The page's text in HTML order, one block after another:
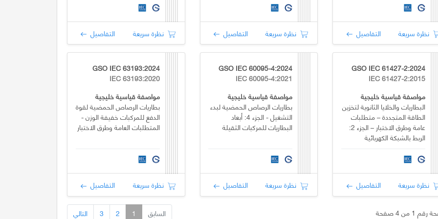
نظرة سريعة التفاصيل نظرة سريعة التفاصيل نظرة سريعة التفاصيل
GSO IEC 61427-2:2024
IEC 61427-2:2015
مواصفة قياسية خليجية
البطاريات والخلايا الثانوية لتخزين
الطاقة المتجددة – متطلبات
عامة وطرق الاختبار – الجزء 2:
الربط بالشبكة الكهربائية
نظرة سريعة التفاصيل
GSO IEC 60095-4:2024
IEC 60095-4:2021
مواصفة قياسية خليجية
بطاريات الرصاص الحمضية لبدء
التشغيل - الجزء 4: أبعاد
البطاريات للمركبات الثقيلة
نظرة سريعة التفاصيل
GSO IEC 63193:2024
IEC 63193:2020
مواصفة قياسية خليجية
بطاريات الرصاص الحمضية لقوة
الدفع للمركبات خفيفة الوزن -
المتطلبات العامة وطرق الاختبار
نظرة سريعة التفاصيل
1 من 4 صفحة السابق 1
2
3 التالي